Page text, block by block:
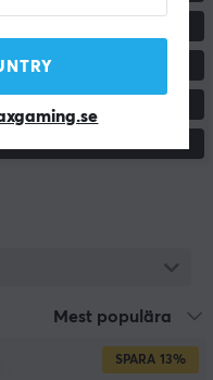
KONSOL & TILLBEHÖR
Mest populära
SPARA 13%